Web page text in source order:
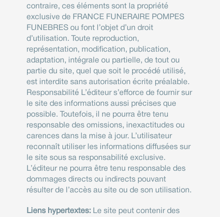
contraire, ces éléments sont la propriété
exclusive de FRANCE FUNERAIRE POMPES
FUNEBRES ou font l’objet d’un droit
d’utilisation. Toute reproduction,
représentation, modification, publication,
adaptation, intégrale ou partielle, de tout ou
partie du site, quel que soit le procédé utilisé,
est interdite sans autorisation écrite préalable.
Responsabilité L’éditeur s’efforce de fournir sur
le site des informations aussi précises que
possible. Toutefois, il ne pourra être tenu
responsable des omissions, inexactitudes ou
carences dans la mise à jour. L’utilisateur
reconnaît utiliser les informations diffusées sur
le site sous sa responsabilité exclusive.
L’éditeur ne pourra être tenu responsable des
dommages directs ou indirects pouvant
résulter de l’accès au site ou de son utilisation.
Liens hypertextes: Le site peut contenir des